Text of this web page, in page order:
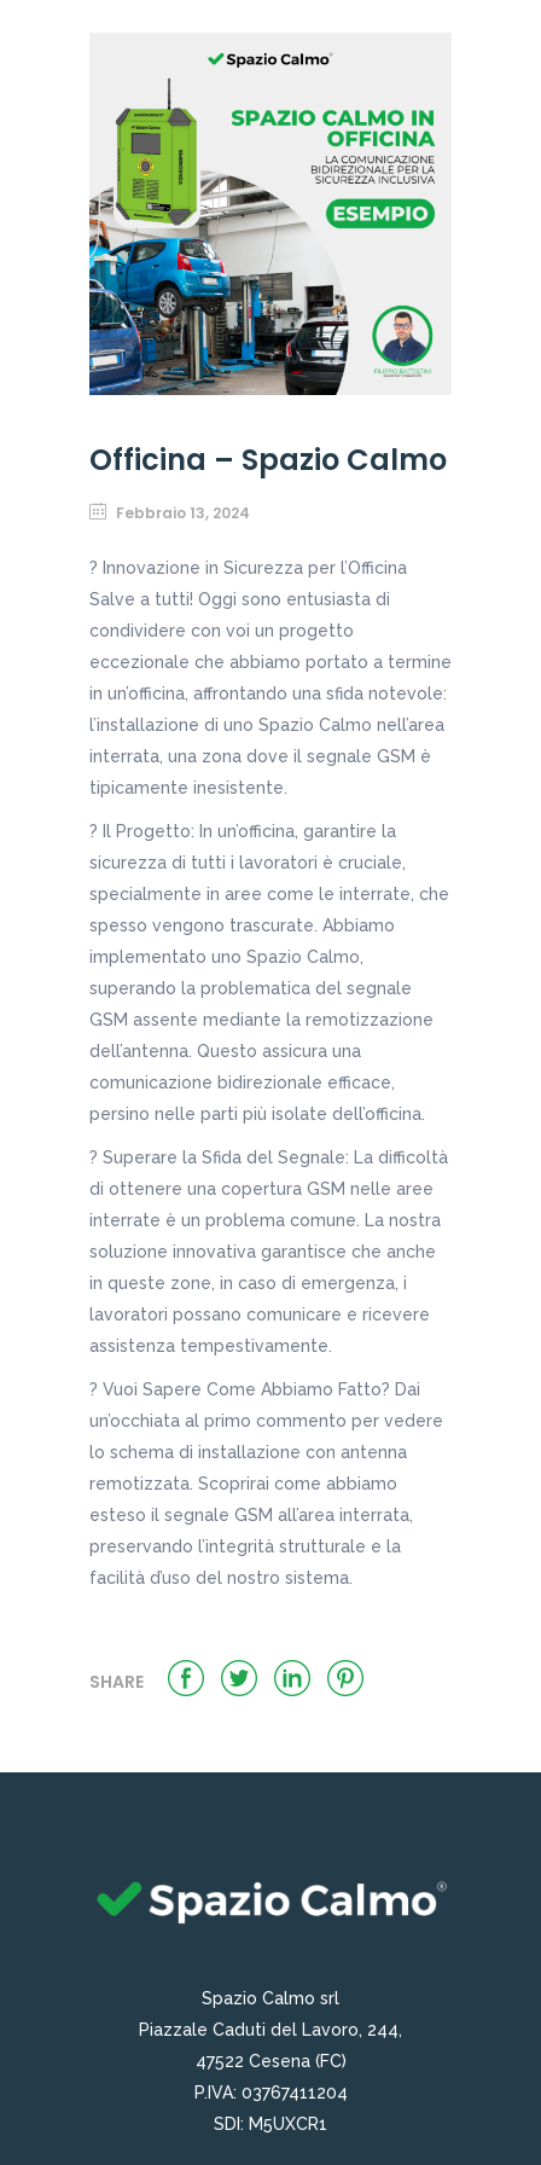
Officina – Spazio Calmo
Febbraio 13, 2024
? Innovazione in Sicurezza per l’Officina
Salve a tutti! Oggi sono entusiasta di
condividere con voi un progetto
eccezionale che abbiamo portato a termine
in un’officina, affrontando una sfida notevole:
l’installazione di uno Spazio Calmo nell’area
interrata, una zona dove il segnale GSM è
tipicamente inesistente.
? Il Progetto: In un’officina, garantire la
sicurezza di tutti i lavoratori è cruciale,
specialmente in aree come le interrate, che
spesso vengono trascurate. Abbiamo
implementato uno Spazio Calmo,
superando la problematica del segnale
GSM assente mediante la remotizzazione
dell’antenna. Questo assicura una
comunicazione bidirezionale efficace,
persino nelle parti più isolate dell’officina.
? Superare la Sfida del Segnale: La difficoltà
di ottenere una copertura GSM nelle aree
interrate è un problema comune. La nostra
soluzione innovativa garantisce che anche
in queste zone, in caso di emergenza, i
lavoratori possano comunicare e ricevere
assistenza tempestivamente.
? Vuoi Sapere Come Abbiamo Fatto? Dai
un’occhiata al primo commento per vedere
lo schema di installazione con antenna
remotizzata. Scoprirai come abbiamo
esteso il segnale GSM all’area interrata,
preservando l’integrità strutturale e la
facilità d’uso del nostro sistema.
SHARE
Spazio Calmo srl
Piazzale Caduti del Lavoro, 244,
47522 Cesena (FC)
P.IVA: 03767411204
SDI: M5UXCR1